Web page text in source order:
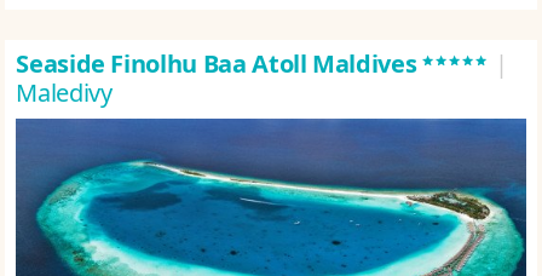
Seaside Finolhu Baa Atoll Maldives***** |
Maledivy